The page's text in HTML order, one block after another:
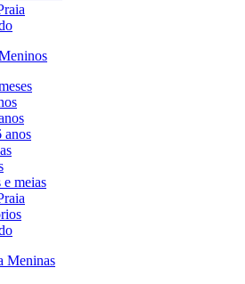
anos
e meias
Meninas